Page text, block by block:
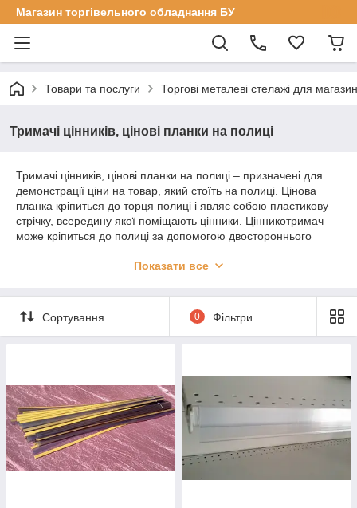
Магазин торгівельного обладнання БУ
Товари та послуги Торгові металеві стелажі для
Тримачі цінників, цінові планки на полиці
Тримачі цінників, цінові планки на полиці – призначені для
демонстрації ціни на товар, який стоїть на полиці. Цінова
планка кріпиться до торця полиці і являє собою пластикову
стрічку, всередину якої поміщають цінники. Цінникотримач
може кріпиться до полиці за допомогою двостороннього
цінників бувають різної довжини і різних кольорів.
Компания "Стелпако
" предлагает большой выбор торговых
сократить время на его покупку. Мы поможем подобрать
оптимальный вариант торговых стеллажей бу
оборудования будля успешного старта Вашего бизнеса.
Наши преимущества:
Весь товар в наличии на складе
Показати все
Сортування 0 Фільтри